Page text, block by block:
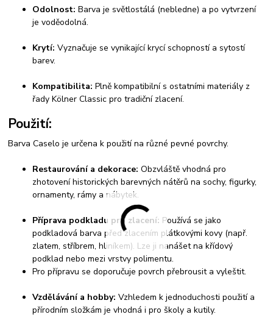
Odolnost: Barva je světlostálá (nebledne) a po vytvrzení
je voděodolná.
Krytí: Vyznačuje se vynikající krycí schopností a sytostí
barev.
Kompatibilita: Plně kompatibilní s ostatními materiály z
řady Kölner Classic pro tradiční zlacení.
Použití:
Barva Caselo je určena k použití na různé pevné povrchy.
Restaurování a dekorace: Obzvláště vhodná pro
zhotovení historických barevných nátěrů na sochy, figurky,
ornamenty, rámy a nábytek.
Příprava podkladu pro zlacení: Používá se jako
podkladová barva před zlacením plátkovými kovy (např.
zlatem, stříbrem, hliníkem). Lze ji nanášet na křídový
podklad nebo mezi vrstvy polimentu.
Pro přípravu se doporučuje povrch přebrousit a vyleštit.
Vzdělávání a hobby: Vzhledem k jednoduchosti použití a
přírodním složkám je vhodná i pro školy a kutily.